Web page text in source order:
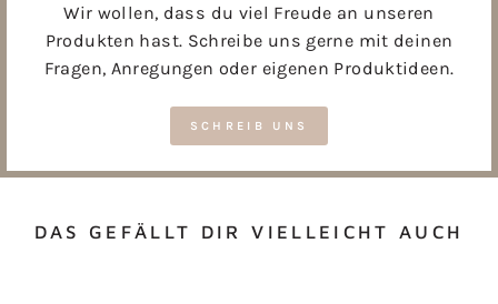
Wir wollen, dass du viel Freude an unseren
Produkten hast. Schreibe uns gerne mit deinen
Fragen, Anregungen oder eigenen Produktideen.
SCHREIB UNS
DAS GEFÄLLT DIR VIELLEICHT AUCH